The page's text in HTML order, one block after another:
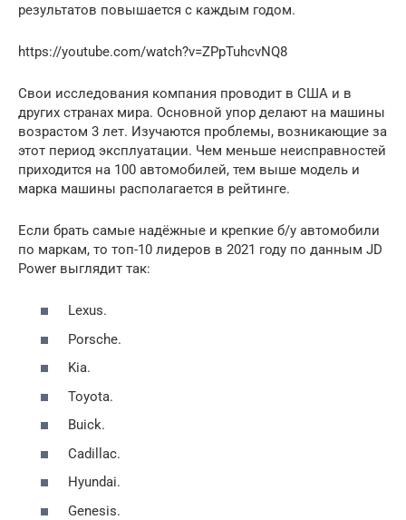
результатов повышается с каждым годом.
https://youtube.com/watch?v=ZPpTuhcvNQ8
Свои исследования компания проводит в США и в
других странах мира. Основной упор делают на машины
возрастом 3 лет. Изучаются проблемы, возникающие за
этот период эксплуатации. Чем меньше неисправностей
приходится на 100 автомобилей, тем выше модель и
марка машины располагается в рейтинге.
Если брать самые надёжные и крепкие б/у автомобили
по маркам, то топ-10 лидеров в 2021 году по данным JD
Power выглядит так:
Lexus.
Porsche.
Kia.
Toyota.
Buick.
Cadillac.
Hyundai.
Genesis.